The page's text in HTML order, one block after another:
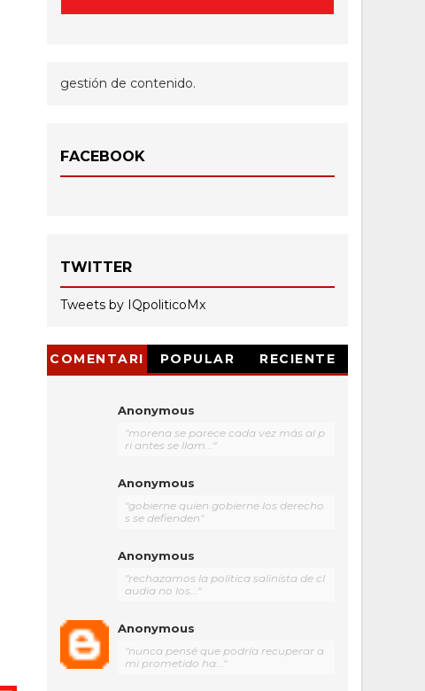
gestión de contenido.
FACEBOOK
TWITTER
Tweets by IQpoliticoMx
COMENTARI
POPULAR RECIENTE
Anonymous
"morena se parece cada vez más al p
ri antes se llam..."
Anonymous
"gobierne quien gobierne los derecho
s se defienden"
Anonymous
"rechazamos la política salinista de cl
audia no los..."
Anonymous
"nunca pensé que podría recuperar a
mi prometido ha..."